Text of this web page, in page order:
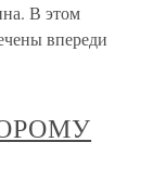
В этом
впереди